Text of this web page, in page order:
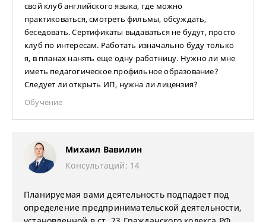
свой клуб английского языка, где можно
практиковаться, смотреть фильмы, обсуждать,
беседовать. Сертификаты выдаваться не будут, просто
клуб по интересам. Работать изначально буду только
я, в планах нанять еще одну работницу. Нужно ли мне
иметь педагогическое профильное образование?
Следует ли открыть ИП, нужна ли лицензия?
Обучение
Михаил Вавилин
Консультаций: 14
Планируемая вами деятельность подпадает под
определение предпринимательской деятельности,